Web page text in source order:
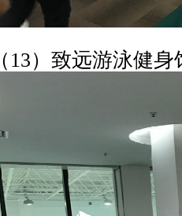
（13）致远游泳健